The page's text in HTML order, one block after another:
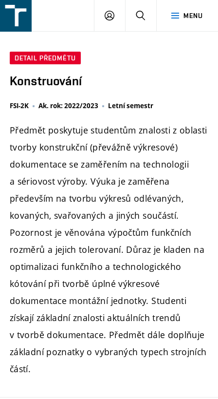
v
MENU
PŘIHLÁŠENÍ
DETAIL PŘEDMĚTU
Konstruování
FSI-2K Ak. rok: 2022/2023 Letní semestr
Předmět poskytuje studentům znalosti z oblasti
tvorby konstrukční (převážně výkresové)
dokumentace se zaměřením na technologii
a sériovost výroby. Výuka je zaměřena
především na tvorbu výkresů odlévaných,
kovaných, svařovaných a jiných součástí.
Pozornost je věnována výpočtům funkčních
rozměrů a jejich tolerovaní. Důraz je kladen na
optimalizaci funkčního a technologického
kótování při tvorbě úplné výkresové
dokumentace montážní jednotky. Studenti
získají základní znalosti aktuálních trendů
v tvorbě dokumentace. Předmět dále doplňuje
základní poznatky o vybraných typech strojních
částí.